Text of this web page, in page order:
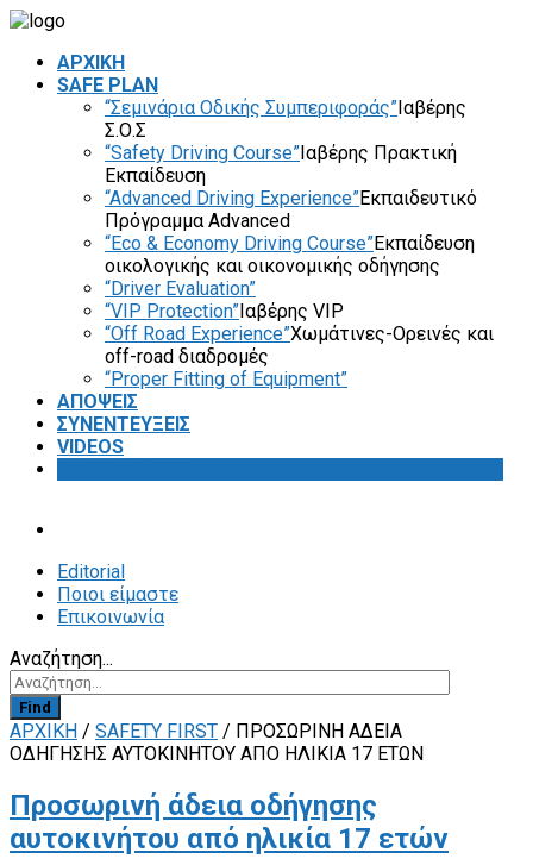
ΑΡΧΙΚΗ
SAFE PLAN
“Σεμινάρια Οδικής Συμπεριφοράς”Ιαβέρης
Σ.Ο.Σ
“Safety Driving Course”Ιαβέρης Πρακτική
Εκπαίδευση
“Advanced Driving Experience”Εκπαιδευτικό
Πρόγραμμα Advanced
“Eco & Economy Driving Course”Εκπαίδευση
οικολογικής και οικονομικής οδήγησης
“Driver Evaluation”
“VIP Protection”Ιαβέρης VIP
“Off Road Experience”Χωμάτινες-Ορεινές και
off-road διαδρομές
“Proper Fitting of Equipment”
ΑΠΟΨΕΙΣ
ΣΥΝΕΝΤΕΥΞΕΙΣ
VIDEOS
Editorial
Ποιοι είμαστε
Επικοινωνία
Αναζήτηση...
Find
ΑΡΧΙΚΗ / SAFETY FIRST / ΠΡΟΣΩΡΙΝΉ ΆΔΕΙΑ
ΟΔΉΓΗΣΗΣ ΑΥΤΟΚΙΝΉΤΟΥ ΑΠΌ ΗΛΙΚΊΑ 17 ΕΤΏΝ
Προσωρινή άδεια οδήγησης
αυτοκινήτου από ηλικία 17 ετών